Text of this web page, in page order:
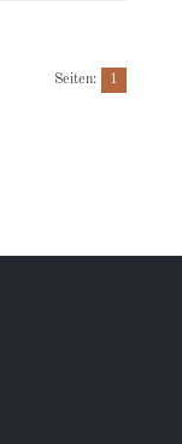
Seiten: 1